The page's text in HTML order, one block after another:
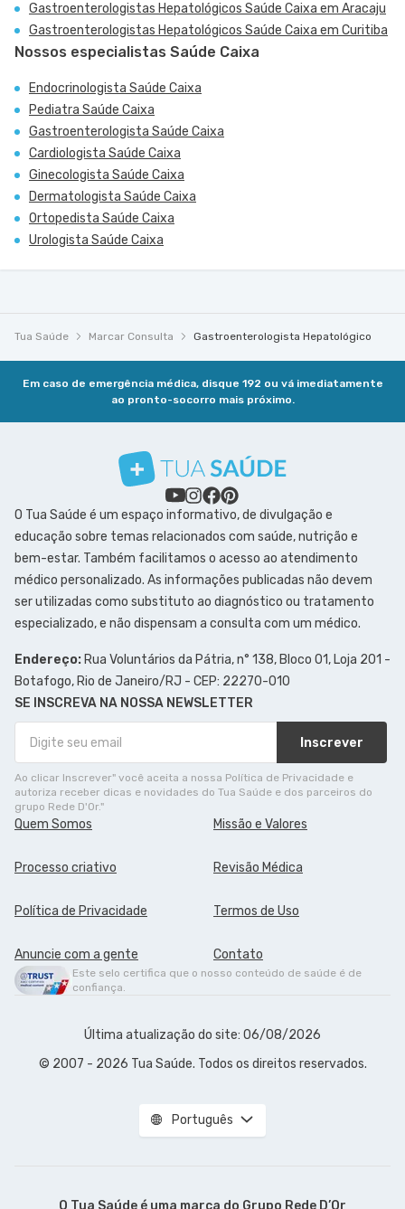
Gastroenterologistas Hepatológicos Saúde Caixa em Aracaju
Gastroenterologistas Hepatológicos Saúde Caixa em Curitiba
Nossos especialistas Saúde Caixa
Endocrinologista Saúde Caixa
Pediatra Saúde Caixa
Gastroenterologista Saúde Caixa
Cardiologista Saúde Caixa
Ginecologista Saúde Caixa
Dermatologista Saúde Caixa
Ortopedista Saúde Caixa
Urologista Saúde Caixa
Tua Saúde Marcar Consulta Gastroenterologista Hepatológico
Em caso de emergência médica, disque 192 ou vá imediatamente
ao pronto-socorro mais próximo.
O Tua Saúde é um espaço informativo, de divulgação e
educação sobre temas relacionados com saúde, nutrição e
bem-estar. Também facilitamos o acesso ao atendimento
médico personalizado. As informações publicadas não devem
ser utilizadas como substituto ao diagnóstico ou tratamento
especializado, e não dispensam a consulta com um médico.
Endereço: Rua Voluntários da Pátria, n° 138, Bloco 01, Loja 201 -
Botafogo, Rio de Janeiro/RJ - CEP: 22270-010
SE INSCREVA NA NOSSA NEWSLETTER
Inscrever
Ao clicar Inscrever" você aceita a nossa Política de Privacidade e
autoriza receber dicas e novidades do Tua Saúde e dos parceiros do
grupo Rede D'Or."
Quem Somos Missão e Valores
Processo criativo Revisão Médica
Política de Privacidade Termos de Uso
Anuncie com a gente Contato
Este selo certifica que o nosso conteúdo de saúde é de
confiança.
Última atualização do site: 06/08/2026
© 2007 - 2026 Tua Saúde. Todos os direitos reservados.
Português
O Tua Saúde é uma marca do Grupo Rede D’Or